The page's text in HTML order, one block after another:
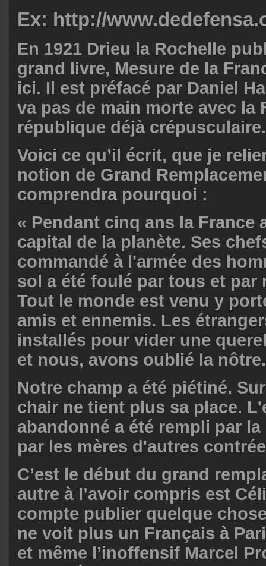
Ex: http://
En 1921 Drieu la Rochelle
grand livre, Mesure de la
ici. Il est préfacé par Daniel
va pas de main morte avec la
république déjà crépusculaire.
Voici ce qu’il écrit, que je
notion de Grand
comprendra pourquoi :
« Pendant cinq ans la France
capital de la planète. Ses
commandé à l'armée des
sol a été foulé par tous et par
Tout le monde est venu y
amis et ennemis. Les
installés pour vider une
et nous, avons oublié la nôtre.
Notre champ a été piétiné.
chair ne tient plus sa place.
abandonné a été rempli par
par les mères d'autres
C’est le début du grand
autre à l’avoir compris est
compte publier quelque
ne voit plus un Français à
et même l’inoffensif Marcel